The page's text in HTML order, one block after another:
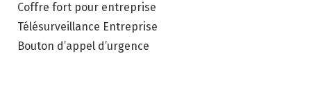
Coffre fort pour entreprise
Télésurveillance Entreprise
Bouton d’appel d’urgence